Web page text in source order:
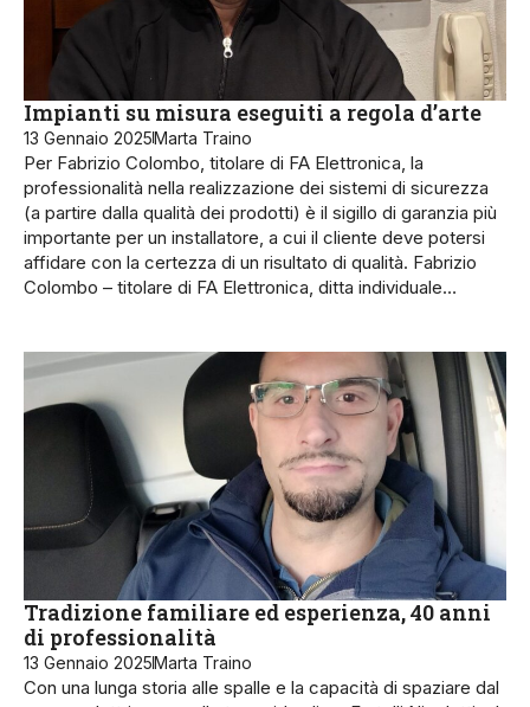
Impianti su misura eseguiti a regola d’arte
13 Gennaio 2025Marta Traino
Per Fabrizio Colombo, titolare di FA Elettronica, la
professionalità nella realizzazione dei sistemi di sicurezza
(a partire dalla qualità dei prodotti) è il sigillo di garanzia più
importante per un installatore, a cui il cliente deve potersi
affidare con la certezza di un risultato di qualità. Fabrizio
Colombo – titolare di FA Elettronica, ditta individuale…
Tradizione familiare ed esperienza, 40 anni
di professionalità
13 Gennaio 2025Marta Traino
Con una lunga storia alle spalle e la capacità di spaziare dal